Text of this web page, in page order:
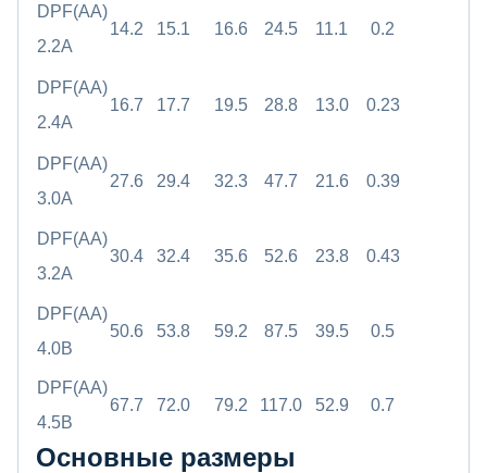
DPF(AA)
2.2A
14.2 15.1 16.6 24.5 11.1 0.2
DPF(AA)
2.4A
16.7 17.7 19.5 28.8 13.0 0.23
DPF(AA)
3.0A
27.6 29.4 32.3 47.7 21.6 0.39
DPF(AA)
3.2A
30.4 32.4 35.6 52.6 23.8 0.43
DPF(AA)
4.0B
50.6 53.8 59.2 87.5 39.5 0.5
DPF(AA)
4.5B
67.7 72.0 79.2 117.0 52.9 0.7
Основные размеры